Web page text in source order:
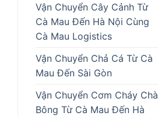
Vận Chuyển Cây Cảnh Từ
Cà Mau Đến Hà Nội Cùng
Cà Mau Logistics
Vận Chuyển Chả Cá Từ Cà
Mau Đến Sài Gòn
Vận Chuyển Cơm Cháy Chà
Bông Từ Cà Mau Đến Hà